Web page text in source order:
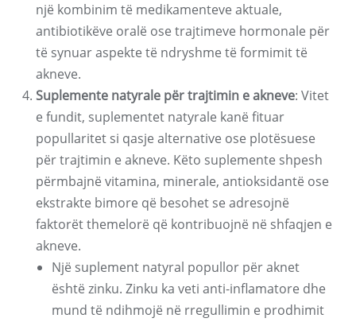
një kombinim të medikamenteve aktuale,
antibiotikëve oralë ose trajtimeve hormonale për
të synuar aspekte të ndryshme të formimit të
akneve.
Suplemente natyrale për trajtimin e akneve: Vitet
e fundit, suplementet natyrale kanë fituar
popullaritet si qasje alternative ose plotësuese
për trajtimin e akneve. Këto suplemente shpesh
përmbajnë vitamina, minerale, antioksidantë ose
ekstrakte bimore që besohet se adresojnë
faktorët themelorë që kontribuojnë në shfaqjen e
akneve.
Një suplement natyral popullor për aknet
është zinku. Zinku ka veti anti-inflamatore dhe
mund të ndihmojë në rregullimin e prodhimit